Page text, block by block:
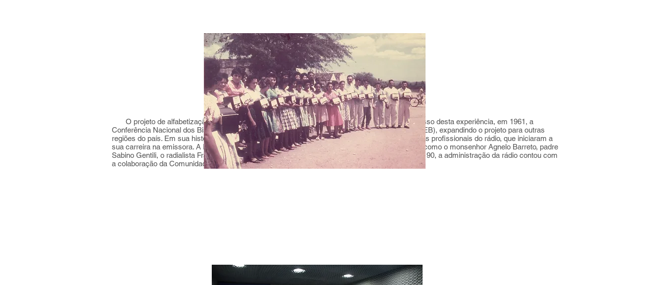
O projeto de alfabetização à distância, através do rádio, foi pioneiro no país e devido ao sucesso desta experiência, em 1961, a
Conferência Nacional dos Bispos do Brasil (CNBB) criou o Movimento de Educação de Base (MEB), expandindo o projeto para outras
regiões do país. Em sua história, a Rádio Rural de Natal também foi responsável por revelar vários profissionais do rádio, que iniciaram a
sua carreira na emissora. A Rádio durante muitos anos foi administrada por leigos e sacerdotes, como o monsenhor Agnelo Barreto, padre
Sabino Gentili, o radialista Francisco Morais, o diácono José Bezerra, entre outros. Na década de 90, a administração da rádio contou com
a colaboração da Comunidade Católica Shalom.